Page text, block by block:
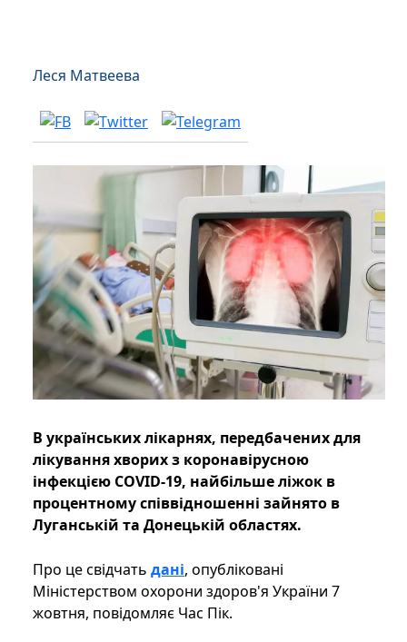
Леся Матвеева
В українських лікарнях, передбачених для
лікування хворих з коронавірусною
інфекцією COVID-19, найбільше ліжок в
процентному співвідношенні зайнято в
Луганській та Донецькій областях.
Про це свідчать дані, опубліковані
Міністерством охорони здоров'я України 7
жовтня, повідомляє Час Пік.